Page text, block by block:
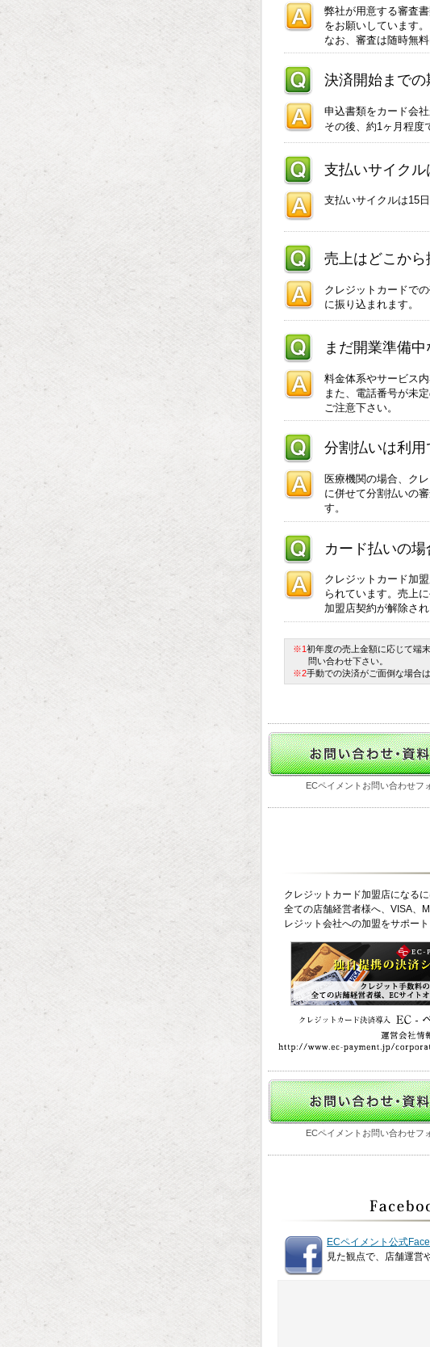
弊社が用意する審査
をお願いしています。
なお、審査は随時無
決済開始までの
申込書類をカード会
その後、約1ヶ月程度
支払いサイクル
支払いサイクルは15
売上はどこから
クレジットカードで
に振り込まれます。
まだ開業準備
料金体系やサービス
また、電話番号が未
ご注意下さい。
分割払いは利用
医療機関の場合、ク
に併せて分割払いの
す。
カード払いの
クレジットカード加
られています。売上
加盟店契約が解除さ
※1初年度の売上金額に応じて端
問い合わせ下さい。
※2手動での決済がご面倒な場合
ECペイメントお問い合わせフ
クレジットカード加盟店になる
全ての店舗経営者様へ、VISA、
レジット会社への加盟をサポー
ECペイメントお問い合わせフ
ECペイメント公式
見た観点で、店舗運営